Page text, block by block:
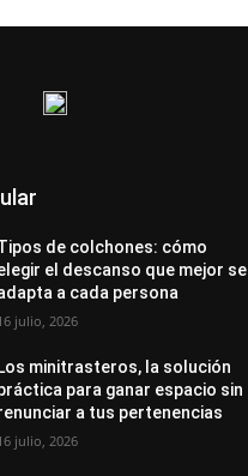
de colchones: cómo
el descanso que mejor se
a cada persona
julio, 2026
Los minitrasteros, la solución
para ganar espacio sin
a tus pertenencias
julio, 2026